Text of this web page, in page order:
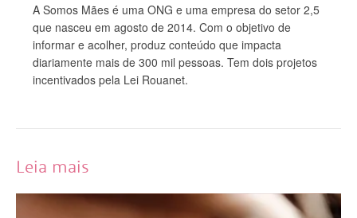
A Somos Mães é uma ONG e uma empresa do setor 2,5
que nasceu em agosto de 2014. Com o objetivo de
informar e acolher, produz conteúdo que impacta
diariamente mais de 300 mil pessoas. Tem dois projetos
incentivados pela Lei Rouanet.
Leia mais